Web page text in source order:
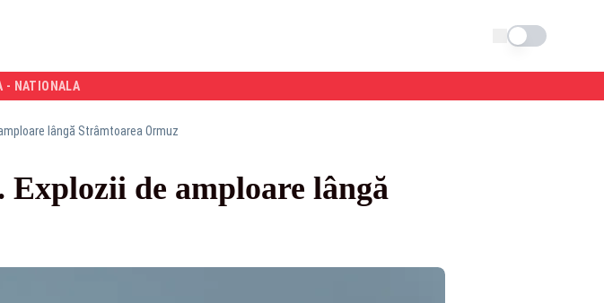
Schimba tema
- NATIONALA
lângă Strâmtoarea Ormuz
de amploare lângă